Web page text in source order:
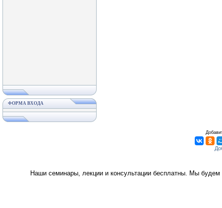
ФОРМА ВХОДА
Наши семинары, лекции и консультации бесплатны. Мы